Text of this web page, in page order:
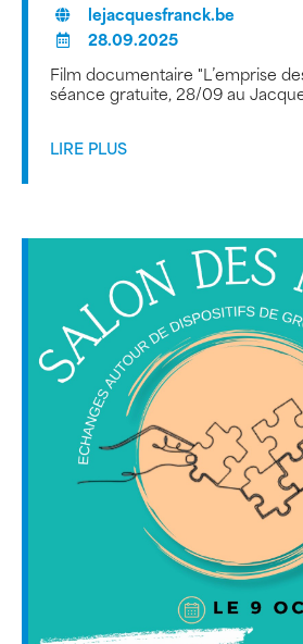
lejacquesfranck.be
28.09.2025
Film documentaire "L’emprise
séance gratuite, 28/09 au
LIRE PLUS